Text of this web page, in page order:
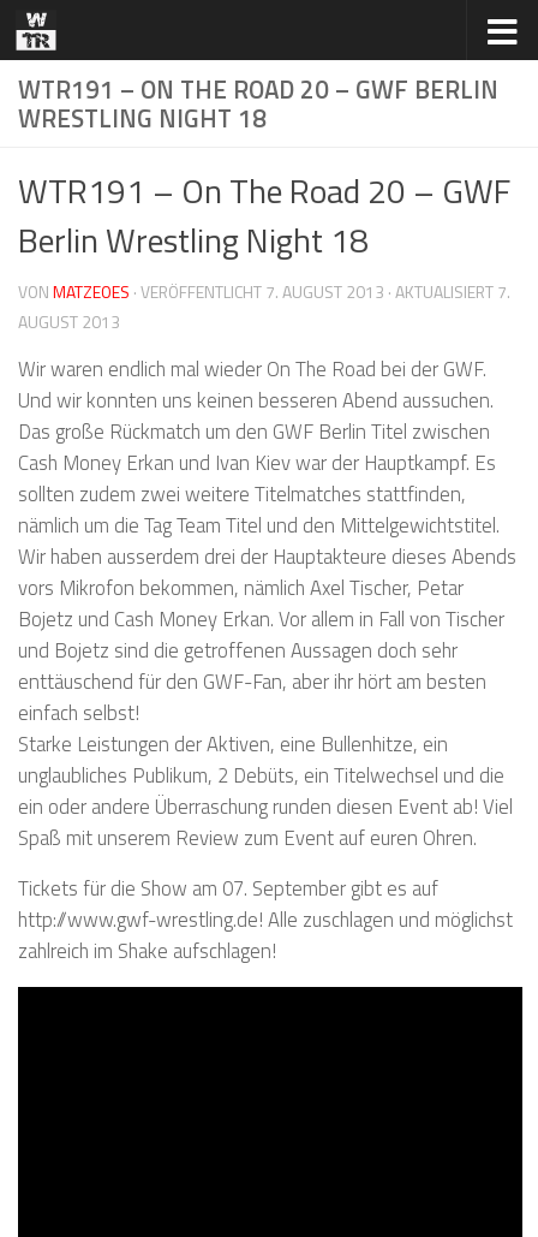
Zum Inhalt springen
WTR191 – ON THE ROAD 20 – GWF BERLIN
WRESTLING NIGHT 18
WTR191 – On The Road 20 – GWF
Berlin Wrestling Night 18
VONMATZEOES · VERÖFFENTLICHT7. AUGUST 2013 · AKTUALISIERT7.
AUGUST 2013
Wir waren endlich mal wieder On The Road bei der GWF.
Und wir konnten uns keinen besseren Abend aussuchen.
Das große Rückmatch um den GWF Berlin Titel zwischen
Cash Money Erkan und Ivan Kiev war der Hauptkampf. Es
sollten zudem zwei weitere Titelmatches stattfinden,
nämlich um die Tag Team Titel und den Mittelgewichtstitel.
Wir haben ausserdem drei der Hauptakteure dieses Abends
vors Mikrofon bekommen, nämlich Axel Tischer, Petar
Bojetz und Cash Money Erkan. Vor allem in Fall von Tischer
und Bojetz sind die getroffenen Aussagen doch sehr
enttäuschend für den GWF-Fan, aber ihr hört am besten
einfach selbst!
Starke Leistungen der Aktiven, eine Bullenhitze, ein
unglaubliches Publikum, 2 Debüts, ein Titelwechsel und die
ein oder andere Überraschung runden diesen Event ab! Viel
Spaß mit unserem Review zum Event auf euren Ohren.
Tickets für die Show am 07. September gibt es auf
http://www.gwf-wrestling.de! Alle zuschlagen und möglichst
zahlreich im Shake aufschlagen!